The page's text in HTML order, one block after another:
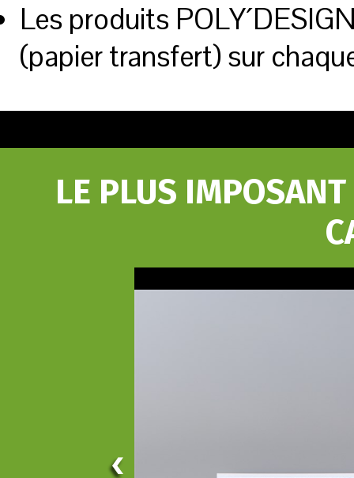
Les produits
(papier transfert) sur
LE PLUS